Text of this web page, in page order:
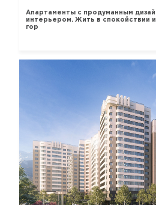
Апартаменты с продуманным
интерьером. Жить в спокойствии
гор